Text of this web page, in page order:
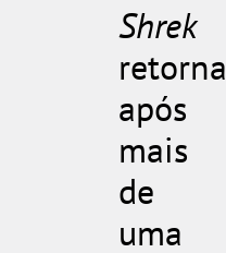
Shrek
retorna
após
mais
de
uma